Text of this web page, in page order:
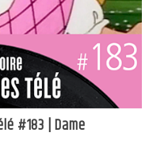
#183 | Dame